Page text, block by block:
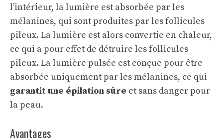
l’intérieur, la lumière est absorbée par les
mélanines, qui sont produites par les follicules
pileux. La lumière est alors convertie en chaleur,
ce qui a pour effet de détruire les follicules
pileux. La lumière pulsée est conçue pour être
absorbée uniquement par les mélanines, ce qui
garantit une épilation sûre et sans danger pour
la peau.
Avantages